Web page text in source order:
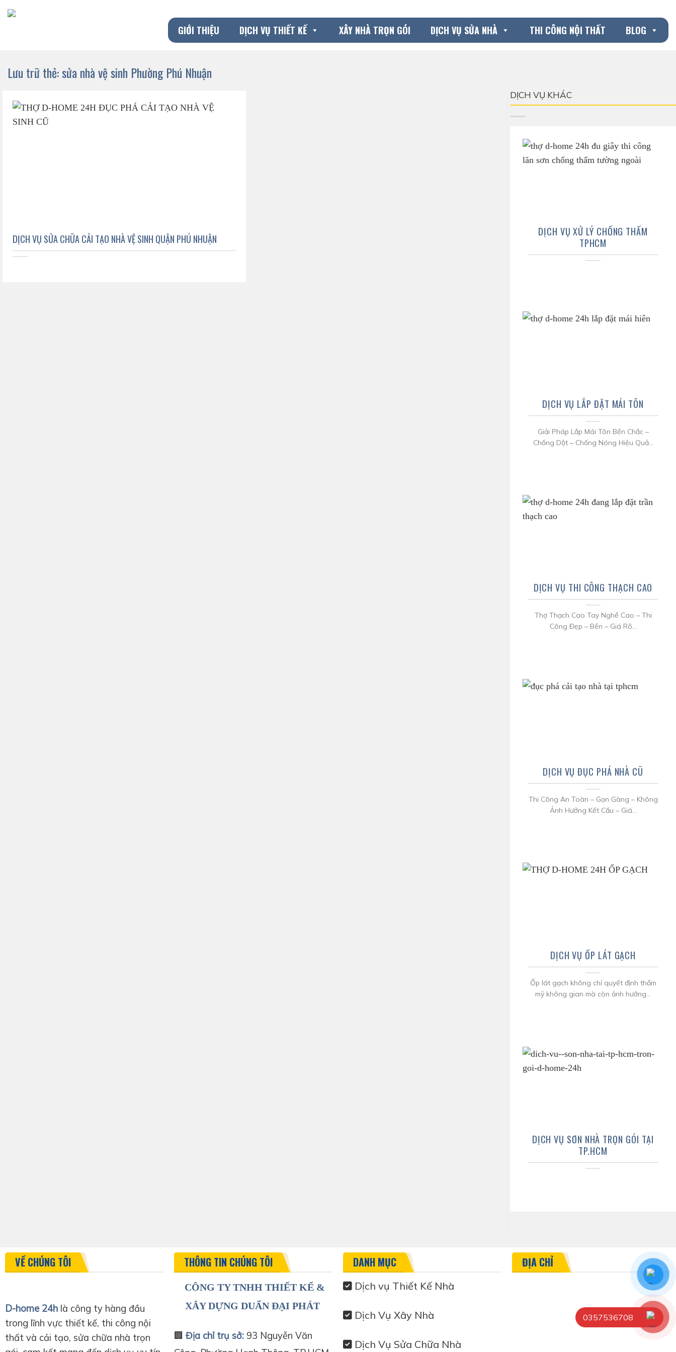
Chuyển
đến
GIỚI THIỆU DỊCH VỤ THIẾT KẾ XÂY NHÀ TRỌN GÓI DỊCH VỤ SỬA NHÀ THI CÔNG NỘI THẤT BLOG
Lưu trữ thẻ:sửa nhà vệ sinh Phường Phú Nhuận
DỊCH VỤ SỬA CHỮA CẢI TẠO NHÀ VỆ SINH QUẬN PHÚ NHUẬN
DỊCH VỤ KHÁC
DỊCH VỤ XỬ LÝ CHỐNG THẤM
TPHCM
DỊCH VỤ LẮP ĐẶT MÁI TÔN
Giải Pháp Lắp Mái Tôn Bền Chắc –
Chống Dột – Chống Nóng Hiệu Quả...
DỊCH VỤ THI CÔNG THẠCH CAO
Thợ Thạch Cao Tay Nghề Cao – Thi
Công Đẹp – Bền – Giá Rõ...
DỊCH VỤ ĐỤC PHÁ NHÀ CŨ
Thi Công An Toàn – Gọn Gàng – Không
Ảnh Hưởng Kết Cấu – Giá...
DỊCH VỤ ỐP LÁT GẠCH
Ốp lát gạch không chỉ quyết định thẩm
mỹ không gian mà còn ảnh hưởng...
DỊCH VỤ SƠN NHÀ TRỌN GÓI TẠI
TP.HCM
VỀ CHÚNG TÔI
D-home 24h là công ty hàng đầu
trong lĩnh vực thiết kế, thi công nội
thất và cải tạo, sửa chữa nhà trọn
THÔNG TIN CHÚNG TÔI
CÔNG TY TNHH THIẾT KẾ &
XÂY DỰNG DUẨN ĐẠI PHÁT
🏢 Địa chỉ trụ sở: 93 Nguyễn Văn
DANH MỤC
Dịch vụ Thiết Kế Nhà
Dịch Vụ Xây Nhà
Dịch Vụ Sửa Chữa Nhà
ĐỊA CHỈ
0357536708